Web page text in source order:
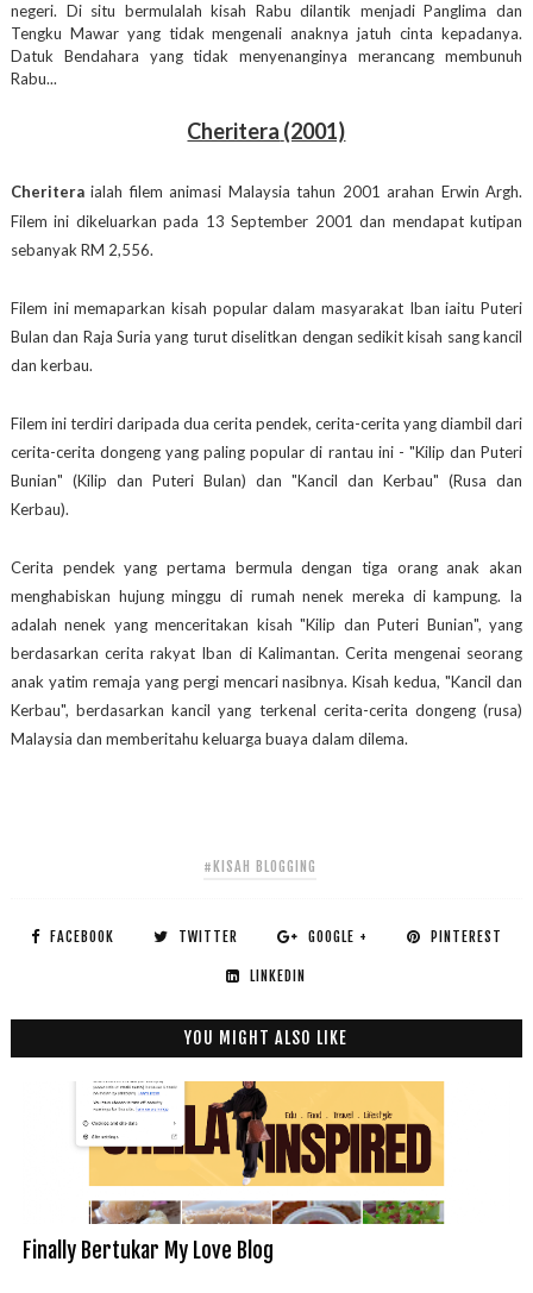
negeri. Di situ bermulalah kisah Rabu dilantik menjadi Panglima dan
Tengku Mawar yang tidak mengenali anaknya jatuh cinta kepadanya.
Datuk Bendahara yang tidak menyenanginya merancang membunuh
Rabu...
Cheritera (2001)
Cheriteraialah filem animasi Malaysia tahun 2001 arahan Erwin Argh.
Filem ini dikeluarkan pada 13 September 2001 dan mendapat kutipan
sebanyak RM 2,556.
Filem ini memaparkan kisah popular dalam masyarakat Iban iaitu Puteri
Bulan dan Raja Suria yang turut diselitkan dengan sedikit kisah sang kancil
dan kerbau.
Filem ini terdiri daripada dua cerita pendek, cerita-cerita yangdiambil dari
cerita-cerita dongeng yang paling popular di rantau ini - "Kilipdan Puteri
Bunian" (Kilip dan Puteri Bulan)dan "Kancildan Kerbau"(Rusadan
Kerbau).
Cerita pendek yang pertama bermula dengan tiga orang anak akan
menghabiskan hujung minggu di rumah nenek mereka di kampung. Ia
adalah nenek yang menceritakan kisah "Kilip dan Puteri Bunian",yang
berdasarkan cerita rakyat Iban di Kalimantan. Cerita mengenai seorang
anak yatim remaja yang pergi mencari nasibnya.Kisah kedua,"Kancildan
Kerbau",berdasarkan kancil yang terkenal cerita-cerita dongeng (rusa)
Malaysia dan memberitahu keluarga buaya dalam dilema.
#KISAH BLOGGING
FACEBOOK TWITTER GOOGLE + PINTEREST
LINKEDIN
YOU MIGHT ALSO LIKE
Finally Bertukar My Love Blog